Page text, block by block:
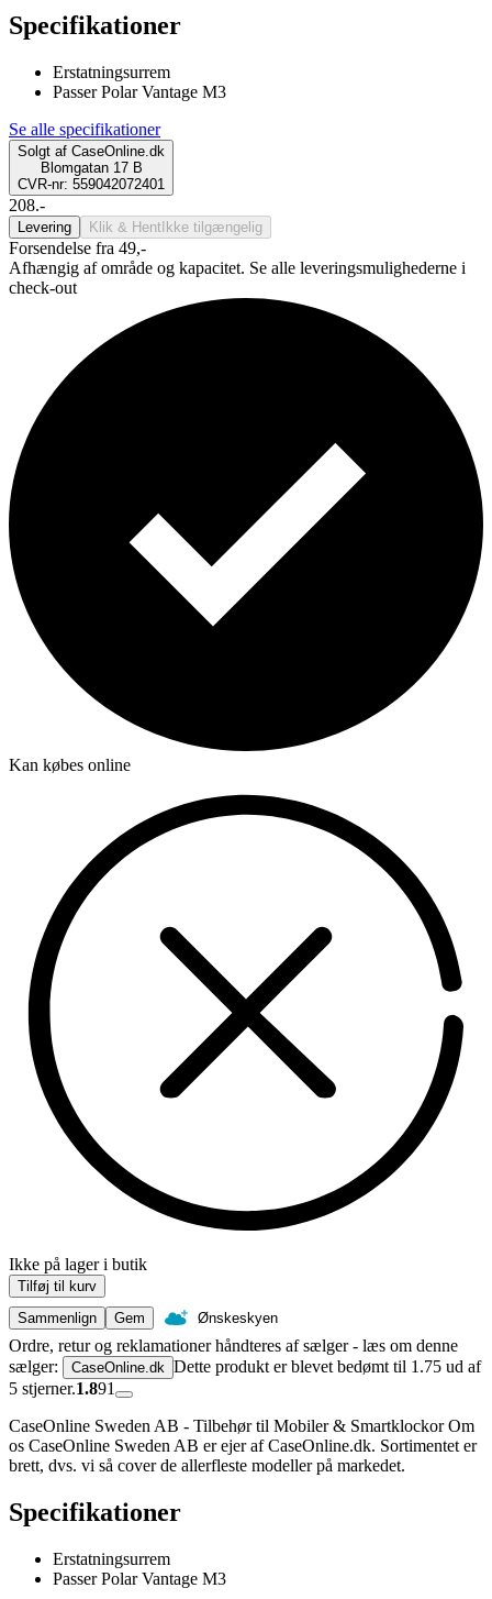
Specifikationer
Erstatningsurrem
Passer Polar Vantage M3
Se alle specifikationer
Solgt af CaseOnline.dk
Blomgatan 17 B
CVR-nr: 559042072401
208.-
Levering Klik & Hent Ikke tilgængelig
Forsendelse fra 49,-
Afhængig af område og kapacitet. Se alle leveringsmulighederne i
check-out
Kan købes online
Ikke på lager i butik
Tilføj til kurv
Sammenlign
Gem Ønskeskyen
Ordre, retur og reklamationer håndteres af sælger - læs om denne
sælger:
CaseOnline.dk Dette produkt er blevet bedømt til 1.75 ud af
5 stjerner.1.891
CaseOnline Sweden AB - Tilbehør til Mobiler & Smartklockor Om
os CaseOnline Sweden AB er ejer af CaseOnline.dk. Sortimentet er
brett, dvs. vi så cover de allerfleste modeller på markedet.
Specifikationer
Erstatningsurrem
Passer Polar Vantage M3